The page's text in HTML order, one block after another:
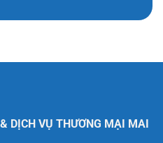
DỊCH VỤ THƯƠNG MẠI MAI